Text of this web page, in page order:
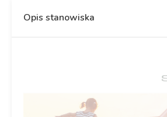
Opis stanowiska